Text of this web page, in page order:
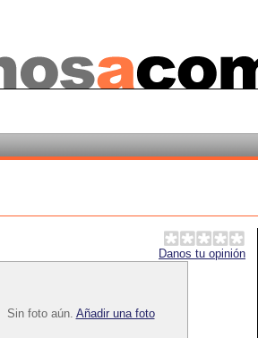
Danos tu opinión
Sin foto aún. Añadir una foto